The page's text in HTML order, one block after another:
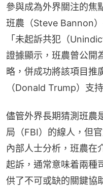
參與成為外界關注的焦
班農（Steve Bannon
「未起訴共犯（
證據顯示，班農曾公開
略，併成功將該項目推
（Donald Trump）支
儘管外界長期猜測班農
局（FBI）的線人，但
內部人士分析，班農在
起訴，通常意味着兩種
供了不可或缺的關鍵協